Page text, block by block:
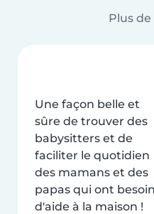
Plus de
Une façon belle et
sûre de trouver des
babysitters et de
faciliter le quotidien
des mamans et des
papas qui ont besoin
d'aide à la maison !